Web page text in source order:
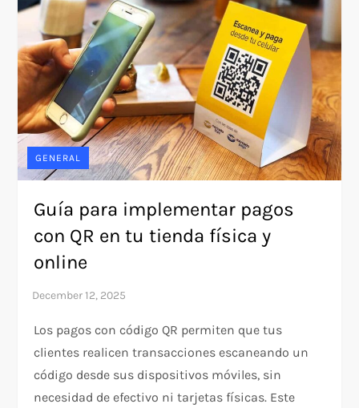
GENERAL
Guía para implementar pagos
con QR en tu tienda física y
online
Los pagos con código QR permiten que tus
clientes realicen transacciones escaneando un
código desde sus dispositivos móviles, sin
necesidad de efectivo ni tarjetas físicas. Este